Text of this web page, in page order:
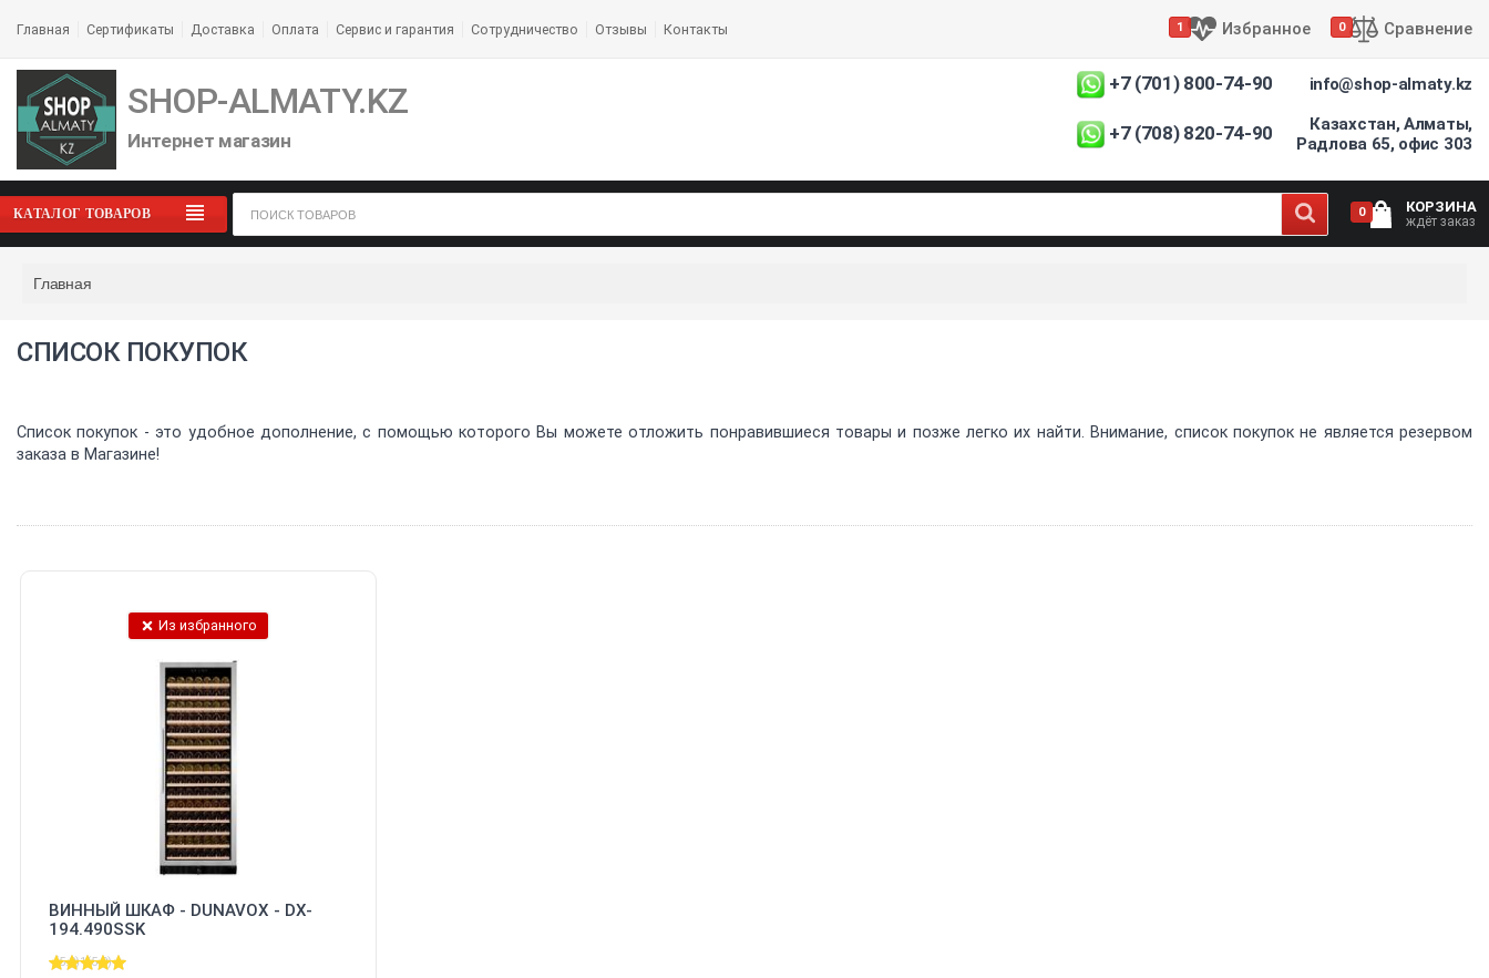
Главная Сертификаты Доставка Оплата Сервис и гарантия Сотрудничество Отзывы Контакты 1 Избранное 0 Сравнение
SHOP-ALMATY.KZ
Интернет магазин
+7 (701) 800-74-90
+7 (708) 820-74-90
info@shop-almaty.kz
Казахстан, Алматы,
Радлова 65, офис 303
КАТАЛОГ ТОВАРОВ 0 КОРЗИНА
ждёт заказ
Главная
СПИСОК ПОКУПОК
Список покупок - это удобное дополнение, с помощью которого Вы можете отложить понравившиеся товары и позже легко их найти. Внимание, список покупок не является резервом
заказа в Магазине!
Из избранного
ВИННЫЙ ШКАФ - DUNAVOX - DX-
194.490SSK
(5.0)1(5.0)